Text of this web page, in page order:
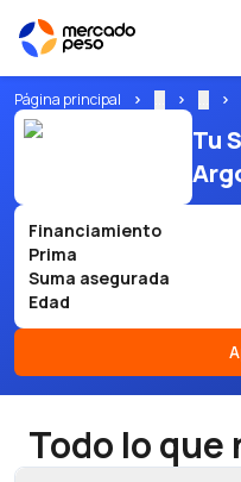
Página principal
Tu
Financiamiento
Prima
Suma asegurada
Edad
Todo lo